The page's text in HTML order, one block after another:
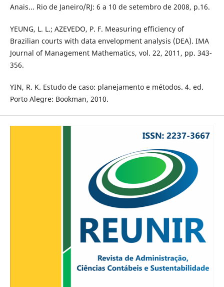
Anais... Rio de Janeiro/RJ: 6 a 10 de setembro de 2008, p.16.
YEUNG, L. L.; AZEVEDO, P. F. Measuring efficiency of
Brazilian courts with data envelopment analysis (DEA). IMA
Journal of Management Mathematics, vol. 22, 2011, pp. 343-
356.
YIN, R. K. Estudo de caso: planejamento e métodos. 4. ed.
Porto Alegre: Bookman, 2010.